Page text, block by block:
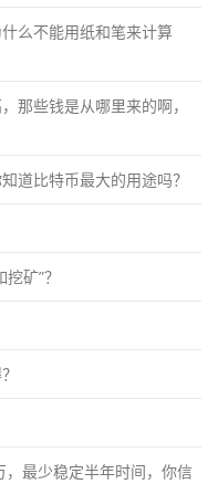
么不能用纸和笔来计算
那些钱是从哪里来的啊，
道比特币最大的用途吗？
矿”？
最少稳定半年时间，你信